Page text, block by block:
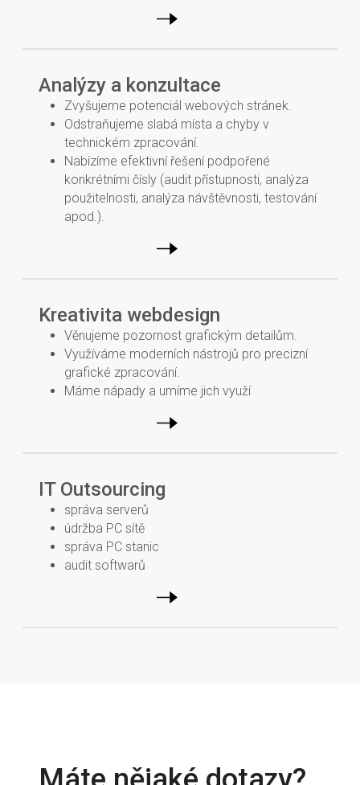
Analýzy a konzultace
Zvyšujeme potenciál webových stránek.
Odstraňujeme slabá místa a chyby v
technickém zpracování.
Nabízíme efektivní řešení podpořené
konkrétními čísly (audit přístupnosti, analýza
použitelnosti, analýza návštěvnosti, testování
apod.).
Kreativita webdesign
Věnujeme pozornost grafickým detailům.
Využíváme moderních nástrojů pro precizní
grafické zpracování.
Máme nápady a umíme jich využí
IT Outsourcing
správa serverů
údržba PC sítě
správa PC stanic
audit softwarů